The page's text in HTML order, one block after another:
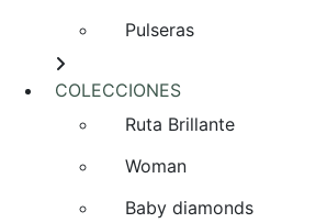
Pulseras
COLECCIONES
Ruta Brillante
Woman
Baby diamonds